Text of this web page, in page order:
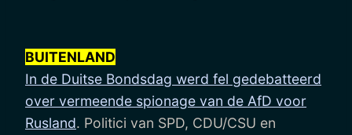
BUITENLAND
In de Duitse Bondsdag werd fel gedebatteerd
over vermeende spionage van de AfD voor
Rusland. Politici van SPD, CDU/CSU en